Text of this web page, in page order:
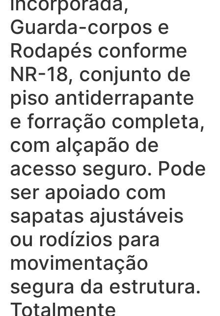
Guarda-corpos e
Rodapés conforme
NR-18, conjunto de
piso antiderrapante
e forração completa,
com alçapão de
acesso seguro. Pode
ser apoiado com
sapatas ajustáveis
ou rodízios para
movimentação
segura da estrutura.
Totalmente